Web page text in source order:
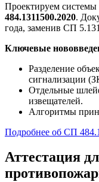
Проектируем
484.1311500.2020.
года, заменив СП
Ключевые
Разделение
сигнализации
Отдельные
извещателей.
Алгоритмы
Подробнее об СП
Аттестация